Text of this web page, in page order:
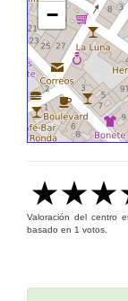
−
Valoración del centro
basado en 1 votos.